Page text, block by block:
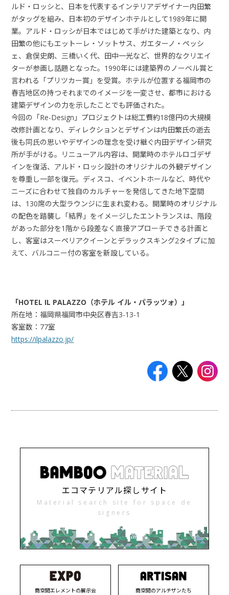
ルド・ロッシと、日本を代表するインテリアデザイナー内田繁
がタッグを組み、日本初のデザインホテルとして1989年に開
業。アルド・ロッシが日本ではじめて手がけた建築となり、内
田繁の他にもエットーレ・ソットサス、ガエターノ・ペッシ
ェ、倉俣史朗、三橋いく代、田中一光など、世界的なクリエイ
ターが参画し話題となった。1990年には建築界のノーベル賞と
言われる「プリツカー賞」を受賞。ホテルが位置する福岡市の
春吉地区の持つそれまでのイメージを一変させ、都市における
建築デザインの力を示したことでも評価された。
今回の「Re-Design」プロジェクトは総工費約18億円の大規模
改修計画となり、ディレクションとデザインは内田繁氏の逝去
後も同氏の思いやデザインの理念を受け継ぐ内田デザイン研究
所が手がける。リニューアル内容は、開業時のホテルロゴデザ
インを復活、アルド・ロッシ設計のオリジナルの外観デザイン
を尊重し一部を復元。ディスコ、イベントホールなど、時代や
ニーズに合わせて独自のカルチャーを発信してきた地下空間
は、130席の大型ラウンジに生まれ変わる。開業時のオリジナル
の配色を踏襲し「結界」をイメージしたエントランスは、階段
があった部分を1階から段差なく直接アプローチできる計画と
し、客室はスーペリアクイーンとデラックスキング2タイプに加
えて、バルコニー付の客室を新設している。
「HOTEL IL PALAZZO（ホテル イル・パラッツォ）」
所在地：福岡県福岡市中央区春吉3-13-1
客室数：77室
https://ilpalazzo.jp/
エコマテリアル探しサイト
Material search site for space de
signers
商空間エレメントの展示会 商空間のアルチザンたち